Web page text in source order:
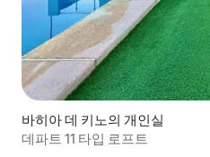
바히아 데 키노의 개인실
데파트 11 타입 로프트